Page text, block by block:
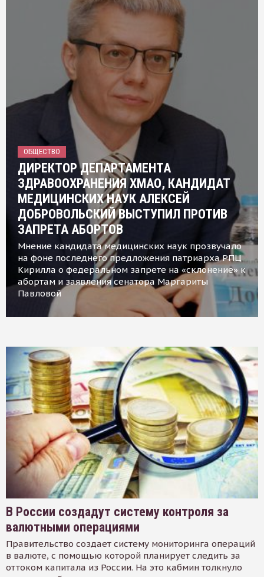
ОБЩЕСТВО
ДИРЕКТОР ДЕПАРТАМЕНТА
ЗДРАВООХРАНЕНИЯ ХМАО, КАНДИДАТ
МЕДИЦИНСКИХ НАУК АЛЕКСЕЙ
ДОБРОВОЛЬСКИЙ ВЫСТУПИЛ ПРОТИВ
ЗАПРЕТА АБОРТОВ
Мнение кандидата медицинских наук прозвучало
на фоне последнего предложения патриарха РПЦ
Кирилла о федеральном запрете на «склонение» к
абортам и заявления сенатора Маргариты
Павловой
В России создадут систему контроля за
валютными операциями
Правительство создает систему мониторинга операций
в валюте, с помощью которой планирует следить за
оттоком капитала из России. На это кабмин толкнуло